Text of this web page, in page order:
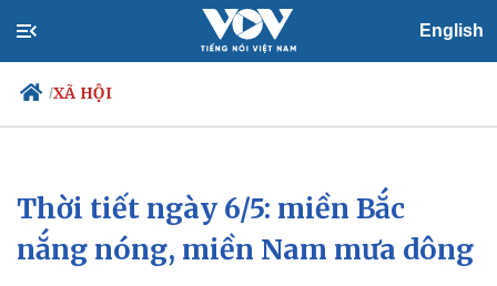
English
/XÃ HỘI
Chính trị
Đảng
Tổ chức nhân sự
Xã hội
Tin 24h
Dự báo thời tiết
Thời tiết ngày 6/5: miền Bắc
nắng nóng, miền Nam mưa dông